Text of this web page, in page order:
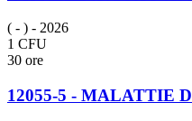
( - ) - 2026
1 CFU
30 ore
12055-5 - MALATTIE